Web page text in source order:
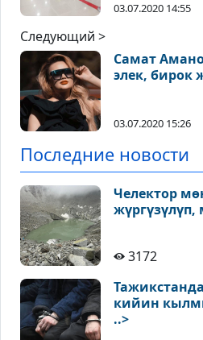
03.07.2020 14:55
Следующий >
Самат
элек,
03.07.2020 15:26
Последние новости
Челектор
жүргүзүлүп,
3172
кийин
..>